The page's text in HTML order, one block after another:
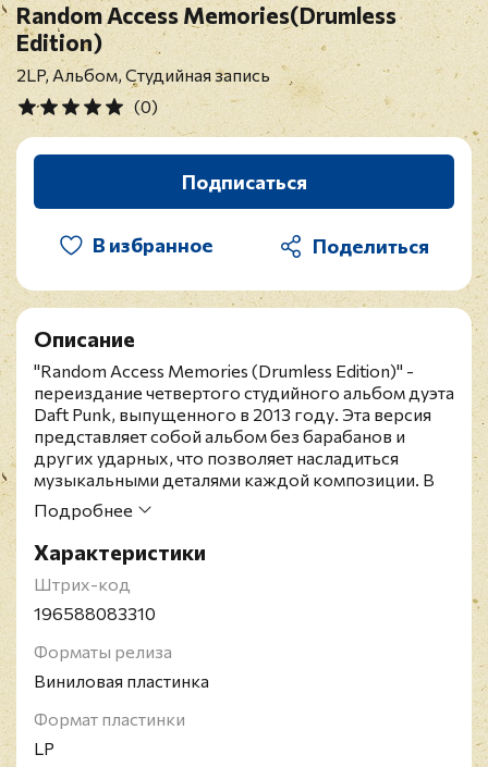
Random Access Memories(Drumless
Edition)
2LP, Альбом, Студийная запись
(0)
Подписаться
В избранное
Описание
"Random Access Memories (Drumless Edition)" -
переиздание четвертого студийного альбом дуэта
Dаft Punk, выпущенного в 2013 году. Эта версия
представляет собой альбом без барабанов и
других ударных, что позволяет насладиться
музыкальными деталями каждой композиции. В
создании релиза участвовали знаменитые
музыканты, такие как Найл Роджерс, Пол
Уильямс, Джорджио Мородер и другие."Random
Access Memories" является единственным релизом
коллектива, который возглавил чарт Billboard 200
и получивший платиновый статус. Он также был
номинаций, включая "Альбом года".Издание
представлено на двойном 180-ти граммовом
музыкальный электронный дуэт, образованный в
1993 году Тома Бангальтером и Ги-Мануэлем де
Омем-Кристо. Достигли значительного успеха к
Подробнее
Характеристики
Штрих-код
196588083310
Форматы релиза
Виниловая пластинка
Формат пластинки
LP